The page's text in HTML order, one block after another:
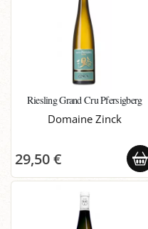
Riesling Grand Cru Pfersigberg
Domaine Zinck
29,50 €